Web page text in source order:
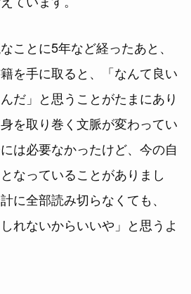
ことに5年など経ったあと、
を手に取ると、「なんて良い
だ」と思うことがたまにあり
を取り巻く文脈が変わってい
は必要なかったけど、今の自
なっていることがありまし
に全部読み切らなくても、
れないからいいや」と思うよ